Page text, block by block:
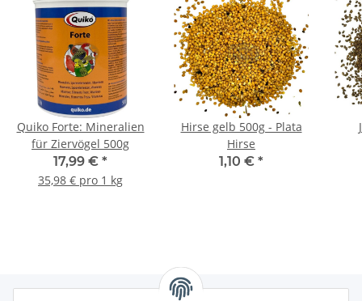
Quiko Forte: Mineralien
für Ziervögel 500g
17,99 € *
35,98 € pro 1 kg
Hirse gelb 500g - Plata
Hirse
1,10 € *